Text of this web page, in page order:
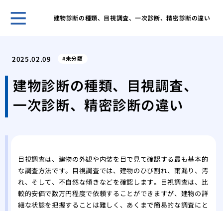
建物診断の種類、目視調査、一次診断、精密診断の違い
する
業
際
業
際
2025.02.09 未分類
建物診断の種類、目視調査、
一次診断、精密診断の違い
目視調査は、建物の外観や内装を目で見て確認する最も基本的
な調査方法です。目視調査では、建物のひび割れ、雨漏り、汚
れ、そして、不自然な傾きなどを確認します。目視調査は、比
較的安価で数万円程度で依頼することができますが、建物の詳
細な状態を把握することは難しく、あくまで簡易的な調査にと